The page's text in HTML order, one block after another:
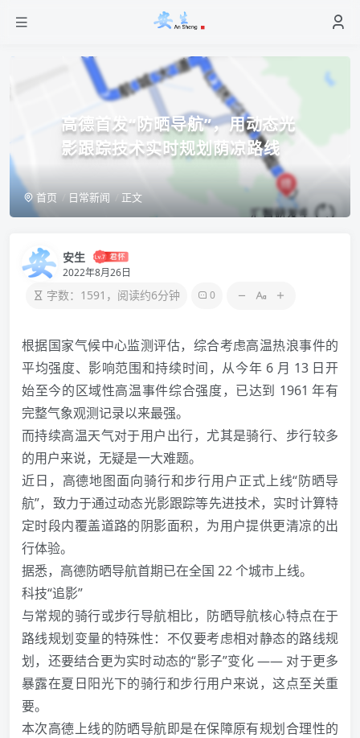
高德首发“防晒导航”，用动态光
影跟踪技术实时规划荫凉路线
首页 日常新闻 正文
安生
2022年8月26日
字数：1591，阅读约6分钟 0
根据国家气候中心监测评估，综合考虑高温热浪事件的
平均强度、影响范围和持续时间，从今年 6 月 13 日开
始至今的区域性高温事件综合强度，已达到 1961 年有
完整气象观测记录以来最强。
而持续高温天气对于用户出行，尤其是骑行、步行较多
的用户来说，无疑是一大难题。
近日，高德地图面向骑行和步行用户正式上线“防晒导
航”，致力于通过动态光影跟踪等先进技术，实时计算特
定时段内覆盖道路的阴影面积，为用户提供更清凉的出
行体验。
据悉，高德防晒导航首期已在全国 22 个城市上线。
科技“追影”
与常规的骑行或步行导航相比，防晒导航核心特点在于
路线规划变量的特殊性：不仅要考虑相对静态的路线规
划，还要结合更为实时动态的“影子”变化 —— 对于更多
暴露在夏日阳光下的骑行和步行用户来说，这点至关重
要。
本次高德上线的防晒导航即是在保障原有规划合理性的